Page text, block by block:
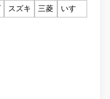
スズキ 三菱
いすゞ